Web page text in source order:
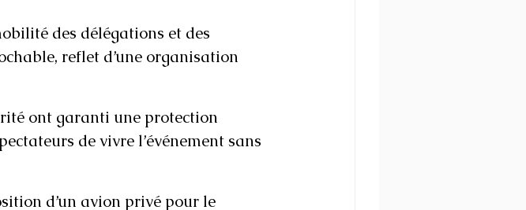
des délégations et des
reflet d’une organisation
ont garanti une protection
de vivre l’événement sans
d’un avion privé pour le